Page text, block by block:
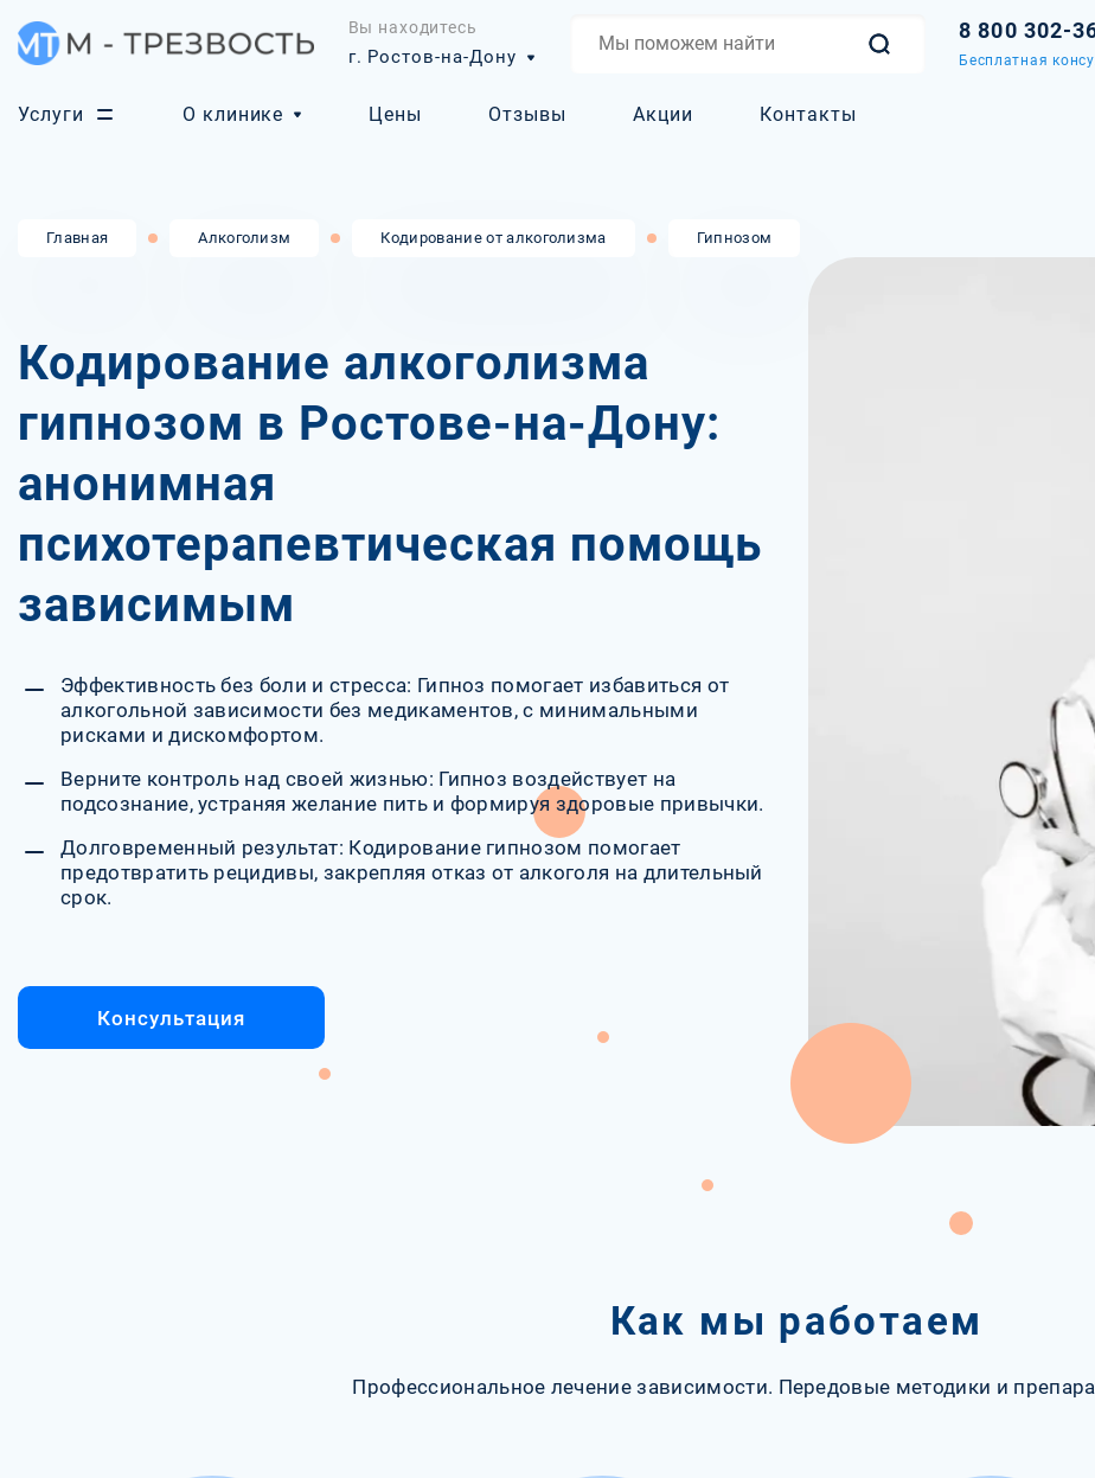
Вы находитесь
г. Ростов-на-Дону
8 800 302-
Бесплатная
Услуги О клинике Цены Отзывы Акции Контакты
Главная Алкоголизм Кодирование от алкоголизма Гипнозом
Кодирование алкоголизма
гипнозом в Ростове-на-Дону:
анонимная
психотерапевтическая помощь
зависимым
Эффективность без боли и стресса: Гипноз помогает избавиться от
алкогольной зависимости без медикаментов, с минимальными
рисками и дискомфортом.
Верните контроль над своей жизнью: Гипноз воздействует на
подсознание, устраняя желание пить и формируя здоровые привычки.
Долговременный результат: Кодирование гипнозом помогает
предотвратить рецидивы, закрепляя отказ от алкоголя на длительный
срок.
Консультация
Как мы работаем
Профессиональное лечение зависимости. Передовые методики и